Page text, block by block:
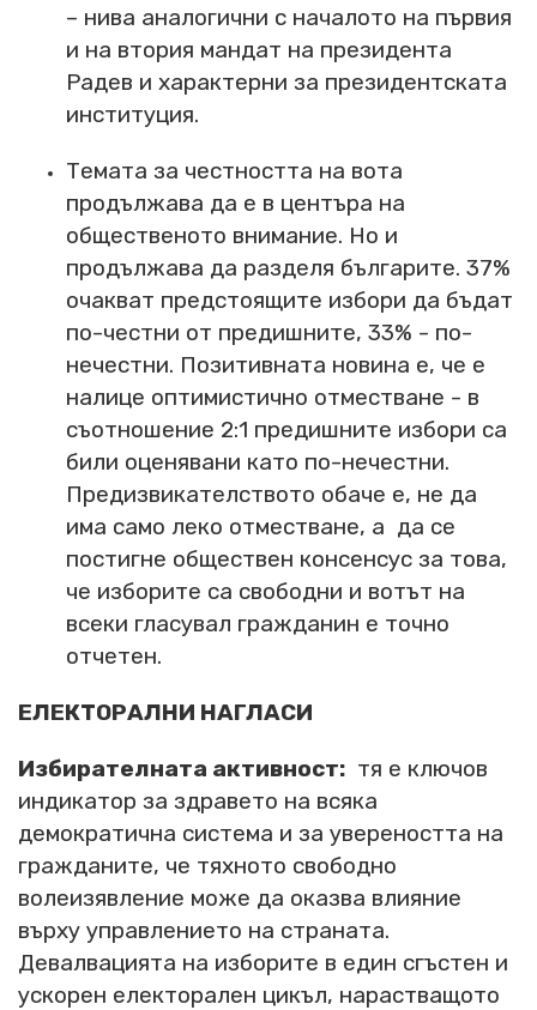
– нива аналогични с началото на първия
и на втория мандат на президента
Радев и характерни за президентската
институция.
Темата за честността на вота
продължава да е в центъра на
общественото внимание. Но и
продължава да разделя българите. 37%
очакват предстоящите избори да бъдат
по-честни от предишните, 33% - по-
нечестни. Позитивната новина е, че е
налице оптимистично отместване - в
съотношение 2:1 предишните избори са
били оценявани като по-нечестни.
Предизвикателството обаче е, не да
има само леко отместване, а да се
постигне обществен консенсус за това,
че изборите са свободни и вотът на
всеки гласувал гражданин е точно
отчетен.
ЕЛЕКТОРАЛНИ НАГЛАСИ
Избирателната активност: тя е ключов
индикатор за здравето на всяка
демократична система и за увереността на
гражданите, че тяхното свободно
волеизявление може да оказва влияние
върху управлението на страната.
Девалвацията на изборите в един сгъстен и
ускорен електорален цикъл, нарастващото